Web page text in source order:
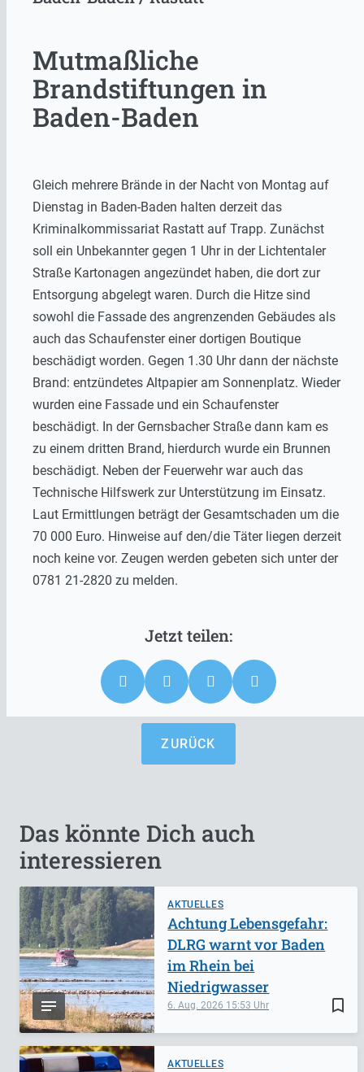
Mutmaßliche
Brandstiftungen in
Baden-Baden
Gleich mehrere Brände in der Nacht von Montag auf
Dienstag in Baden-Baden halten derzeit das
Kriminalkommissariat Rastatt auf Trapp. Zunächst
soll ein Unbekannter gegen 1 Uhr in der Lichtentaler
Straße Kartonagen angezündet haben, die dort zur
Entsorgung abgelegt waren. Durch die Hitze sind
sowohl die Fassade des angrenzenden Gebäudes als
auch das Schaufenster einer dortigen Boutique
beschädigt worden. Gegen 1.30 Uhr dann der nächste
Brand: entzündetes Altpapier am Sonnenplatz. Wieder
wurden eine Fassade und ein Schaufenster
beschädigt. In der Gernsbacher Straße dann kam es
zu einem dritten Brand, hierdurch wurde ein Brunnen
beschädigt. Neben der Feuerwehr war auch das
Technische Hilfswerk zur Unterstützung im Einsatz.
Laut Ermittlungen beträgt der Gesamtschaden um die
70 000 Euro. Hinweise auf den/die Täter liegen derzeit
noch keine vor. Zeugen werden gebeten sich unter der
0781 21-2820 zu melden.
ZURÜCK
Das könnte Dich auch
interessieren
AKTUELLES
bookmark_border
6. Aug. 2026 15:53
Achtung Lebensgefahr:
DLRG warnt vor Baden
im Rhein bei
Niedrigwasser
AKTUELLES